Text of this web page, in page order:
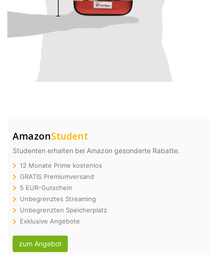
AmazonStudent
Studenten erhalten bei Amazon gesonderte Rabatte.
12 Monate Prime kostenlos
GRATIS Premiumversand
5 EUR-Gutschein
Unbegrenztes Streaming
Unbegrenzten Speicherplatz
Exklusive Angebote
zum Angebot